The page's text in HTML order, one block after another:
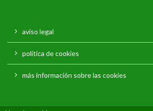
aviso legal
política de cookies
más información sobre las cookies